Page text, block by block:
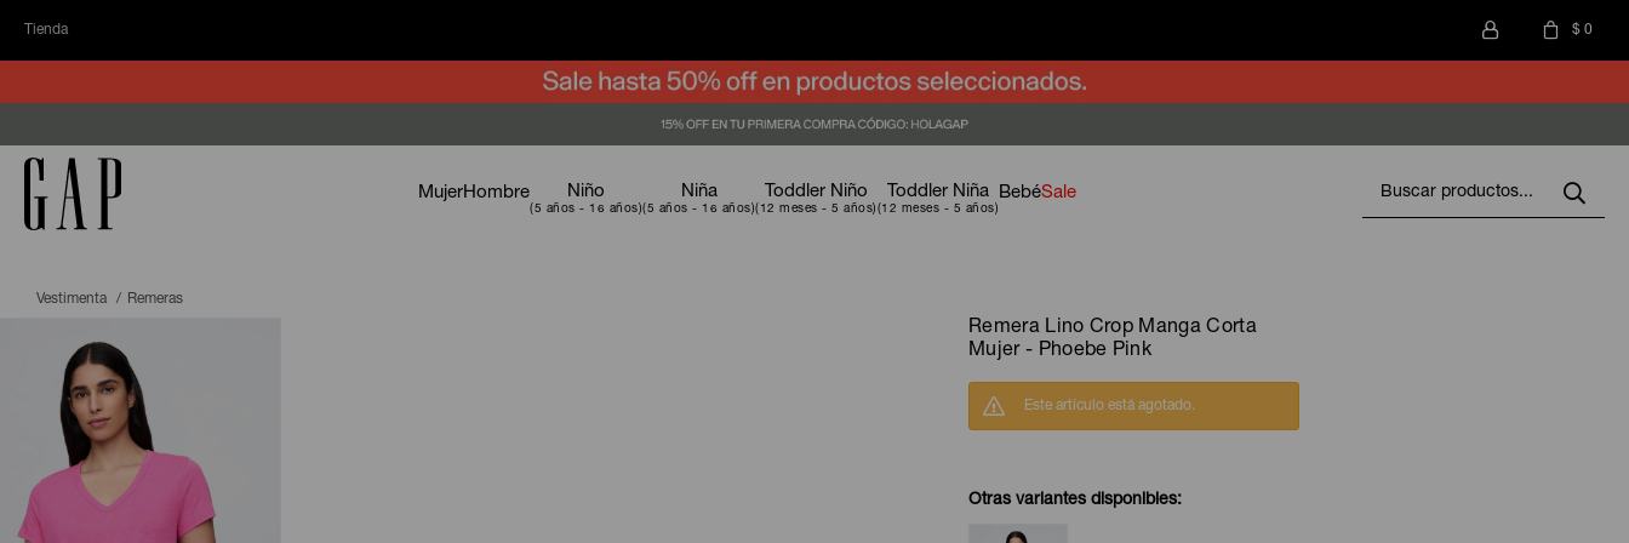
Tienda $ 0
MujerHombre Niño Niña Toddler Niño Toddler Niña BebéSale
Vestimenta Remeras
Remera Lino Crop Manga Corta
Mujer - Phoebe Pink
Este artículo está agotado.
Otras variantes disponibles: